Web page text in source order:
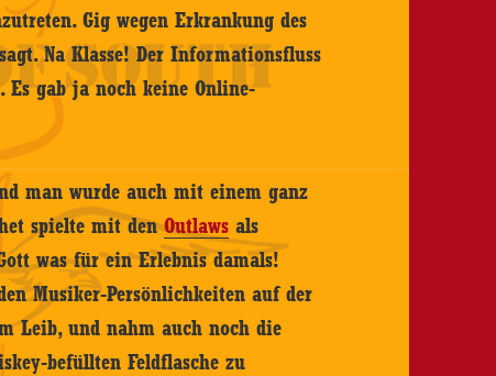
Gig wegen Erkrankung des
Na Klasse! Der Informationsfluss
gab ja noch keine Online-
man wurde auch mit einem ganz
spielte mit denOutlaws als
was für ein Erlebnis damals!
Musiker-Persönlichkeiten auf der
Leib, und nahm auch noch die
befüllten Feldflasche zu